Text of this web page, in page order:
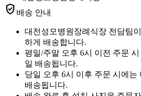
verified_user 배송 안내
대전성모병원장례식장 전담팀
하게 배송합니다.
평일/주말 오후 6시 이전 주문
일 배송됩니다.
당일 오후 6시 이후 주문 시에는
배송됩니다.